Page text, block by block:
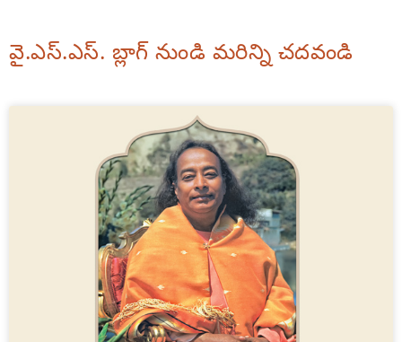
వై.ఎస్.ఎస్. బ్లాగ్ నుండి మరిన్ని చదవండి